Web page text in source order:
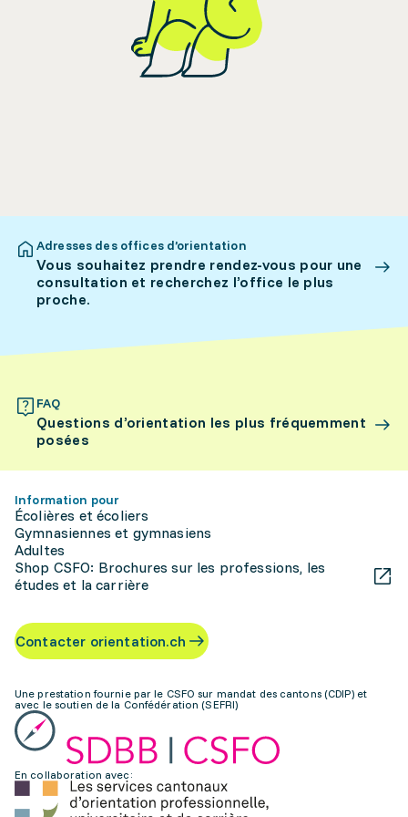
Adresses des offices d’orientation
Vous souhaitez prendre rendez-vous pour une
consultation et recherchez l’office le plus
proche.
FAQ
Questions d’orientation les plus fréquemment
posées
Information pour
Écolières et écoliers
Gymnasiennes et gymnasiens
Adultes
Shop CSFO: Brochures sur les professions, les
études et la carrière
Contacter orientation.ch
Une prestation fournie par le CSFO sur mandat des cantons (CDIP) et
avec le soutien de la Confédération (SEFRI)
En collaboration avec: